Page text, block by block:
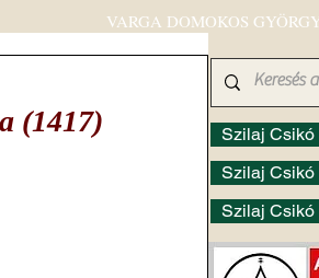
(1417)
Szilaj Csikó
Szilaj
Szilaj Csikó
VARGA DOMOKOS